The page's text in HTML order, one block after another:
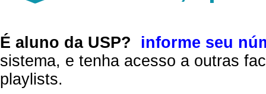
É aluno da USP?
informe seu
sistema, e tenha acesso a outras
playlists.